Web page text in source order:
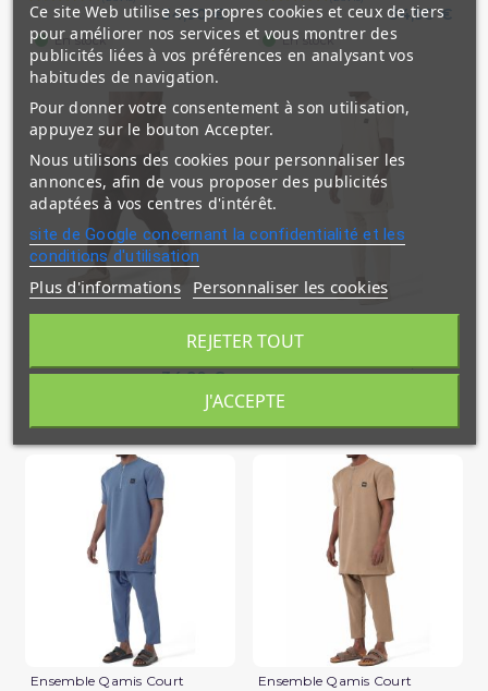
(2 avis)
34,90 €
En stock
34,90 €
En stock
Sarouel Design S26 Qaba'il
34,90 €
Ensemble Qamis Court
Qabail Silent
39,90 €
Ensemble Qamis Court
Ensemble Qamis Court
Ce site Web utilise ses propres cookies et ceux de tiers
pour améliorer nos services et vous montrer des
publicités liées à vos préférences en analysant vos
habitudes de navigation.
Pour donner votre consentement à son utilisation,
appuyez sur le bouton Accepter.
Nous utilisons des cookies pour personnaliser les
annonces, afin de vous proposer des publicités
adaptées à vos centres d'intérêt.
site de Google concernant la confidentialité et les
conditions d'utilisation
Plus d'informations Personnaliser les cookies
REJETER TOUT
J'ACCEPTE